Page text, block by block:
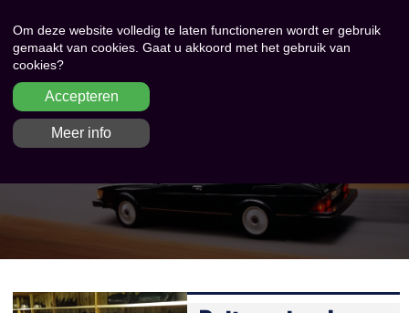
Om deze website volledig te laten functioneren wordt er gebruik
gemaakt van cookies. Gaat u akkoord met het gebruik van
cookies?
Accepteren
Meer info